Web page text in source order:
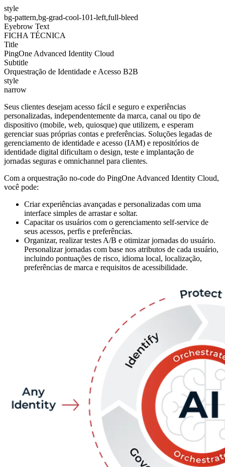
style
bg-pattern,bg-grad-cool-101-left,full-bleed
Eyebrow Text
FICHA TÉCNICA
Title
PingOne Advanced Identity Cloud
Subtitle
Orquestração de Identidade e Acesso B2B
style
narrow
Seus clientes desejam acesso fácil e seguro e experiências
personalizadas, independentemente da marca, canal ou tipo de
dispositivo (mobile, web, quiosque) que utilizem, e esperam
gerenciar suas próprias contas e preferências. Soluções legadas de
gerenciamento de identidade e acesso (IAM) e repositórios de
identidade digital dificultam o design, teste e implantação de
jornadas seguras e omnichannel para clientes.
Com a orquestração no-code do PingOne Advanced Identity Cloud,
você pode:
Criar experiências avançadas e personalizadas com uma
interface simples de arrastar e soltar.
Capacitar os usuários com o gerenciamento self-service de
seus acessos, perfis e preferências.
Organizar, realizar testes A/B e otimizar jornadas do usuário.
Personalizar jornadas com base nos atributos de cada usuário,
incluindo pontuações de risco, idioma local, localização,
preferências de marca e requisitos de acessibilidade.